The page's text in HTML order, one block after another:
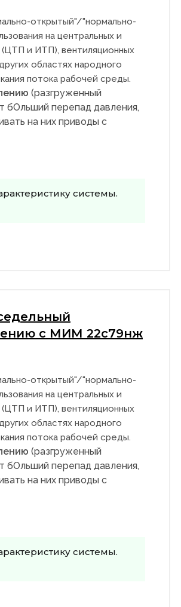
открытый"/"нормально-
на центральных и
(ЦТП и ИТП), вентиляционных
областях народного
потока рабочей среды.
(разгруженный
бОльший перепад давления,
на них приводы с
системы.
с МИМ 22с79нж
открытый"/"нормально-
на центральных и
(ЦТП и ИТП), вентиляционных
областях народного
потока рабочей среды.
(разгруженный
бОльший перепад давления,
на них приводы с
системы.